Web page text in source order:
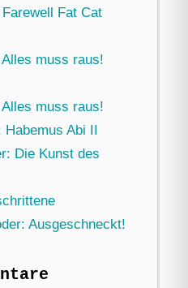
Fat Cat
muss raus!
muss raus!
Habemus Abi II
Die Kunst des
Ausgeschneckt!